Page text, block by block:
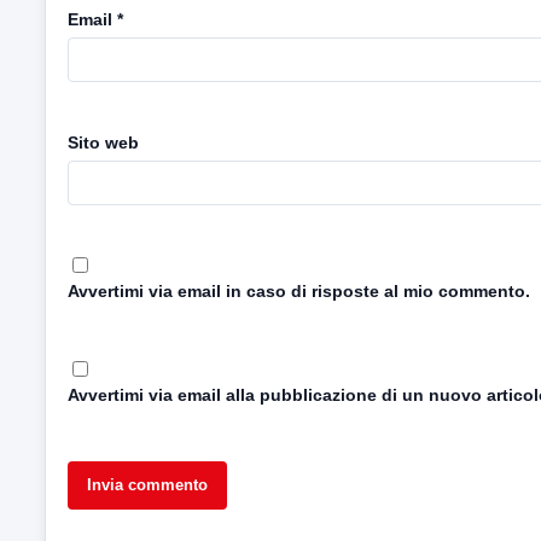
Email *
Sito web
Avvertimi via email in caso di risposte al mio commento.
Avvertimi via email alla pubblicazione di un nuovo